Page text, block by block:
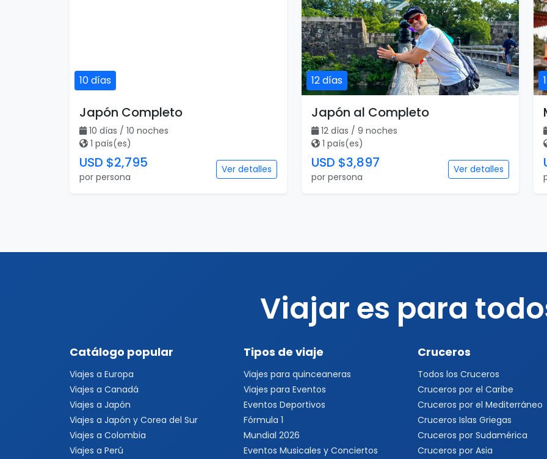
10 días
Japón Completo
10 días / 10 noches
1 país(es)
USD $2,795
por persona
Ver detalles
12 días
Japón al Completo
12 días / 9 noches
1 país(es)
USD $3,897
por persona
Ver detalles
Viajar es para
Catálogo popular
Viajes a Europa
Viajes a Canadá
Viajes a Japón
Viajes a Japón y Corea del Sur
Viajes a Colombia
Viajes a Perú
Tipos de viaje
Viajes para quinceaneras
Viajes para Eventos
Eventos Deportivos
Fórmula 1
Mundial 2026
Eventos Musicales y Conciertos
Cruceros
Todos los Cruceros
Cruceros por el Caribe
Cruceros por el Mediterráneo
Cruceros Islas Griegas
Cruceros por Sudamérica
Cruceros por Asia